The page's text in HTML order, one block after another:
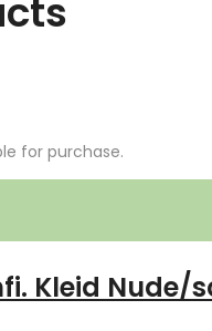
for purchase.
Kleid Nude/